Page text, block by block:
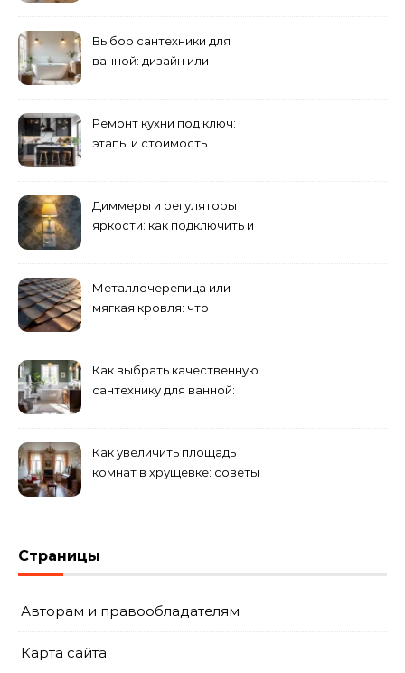
Выбор сантехники для
ванной: дизайн или
Ремонт кухни под ключ:
этапы и стоимость
Диммеры и регуляторы
яркости: как подключить и
Металлочерепица или
мягкая кровля: что
Как выбрать качественную
сантехнику для ванной:
Как увеличить площадь
комнат в хрущевке: советы
Страницы
Авторам и правообладателям
Карта сайта